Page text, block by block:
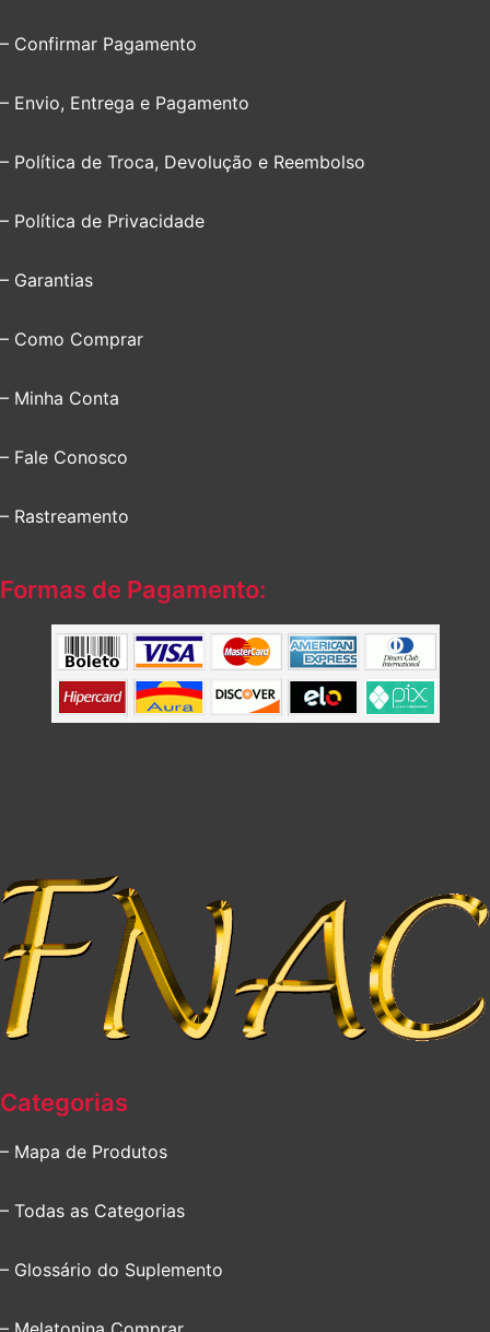
– Confirmar Pagamento
– Envio, Entrega e Pagamento
– Política de Troca, Devolução e Reembolso
– Política de Privacidade
– Garantias
– Como Comprar
– Minha Conta
– Fale Conosco
– Rastreamento
Formas de Pagamento:
Categorias
– Mapa de Produtos
– Todas as Categorias
– Glossário do Suplemento